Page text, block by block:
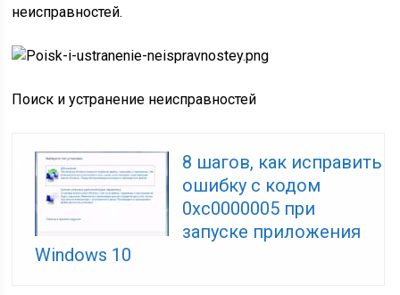
неисправностей.
Поиск и устранение неисправностей
8 шагов, как исправить
ошибку с кодом
0xc0000005 при
запуске приложения
Windows 10